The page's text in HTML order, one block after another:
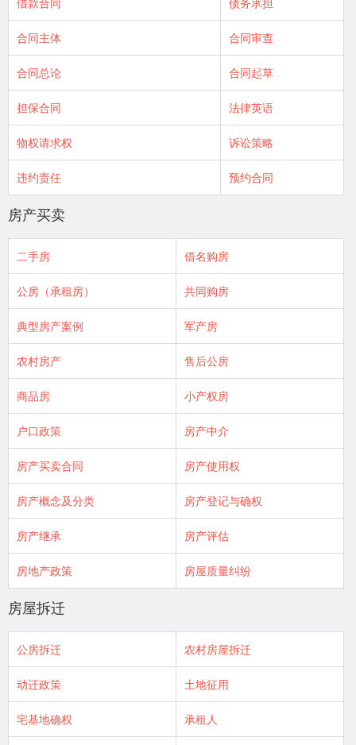
合同主体 合同审查
合同总论 合同起草
担保合同 法律英语
物权请求权 诉讼策略
违约责任 预约合同
房产买卖
二手房 借名购房
公房（承租房） 共同购房
典型房产案例 军产房
农村房产 售后公房
商品房 小产权房
户口政策 房产中介
房产买卖合同 房产使用权
房产概念及分类 房产登记与确权
房产继承 房产评估
房地产政策 房屋质量纠纷
房屋拆迁
公房拆迁 农村房屋拆迁
动迁政策 土地征用
宅基地确权 承租人